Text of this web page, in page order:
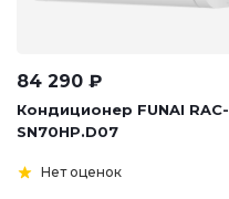
84 290 ₽
Кондиционер FUNAI RAC-
SN70HP.D07
Нет оценок